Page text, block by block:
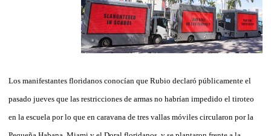
Los manifestantes floridanos conocían que Rubio declaró públicamente el
pasado jueves que las restricciones de armas no habrían impedido el tiroteo
en la escuela por lo que en caravana de tres vallas móviles circularon por la